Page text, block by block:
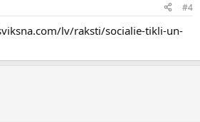
#4
lv/raksti/socialie-tikli-un-